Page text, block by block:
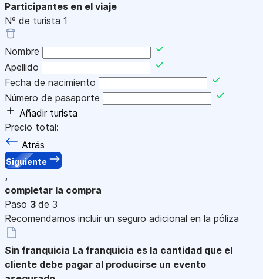
Participantes en el viaje
Nº de turista 1
Nombre
Apellido
Fecha de nacimiento
Número de pasaporte
Añadir turista
Precio total:
Atrás
Siguiente
,
completar la compra
Paso 3 de 3
Recomendamos incluir un seguro adicional en la póliza
Sin franquicia La franquicia es la cantidad que el
cliente debe pagar al producirse un evento